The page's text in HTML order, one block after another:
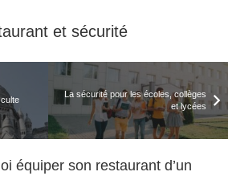
et sécurité
La sécurité pour les écoles, collèges
et lycées
équiper son restaurant d’un